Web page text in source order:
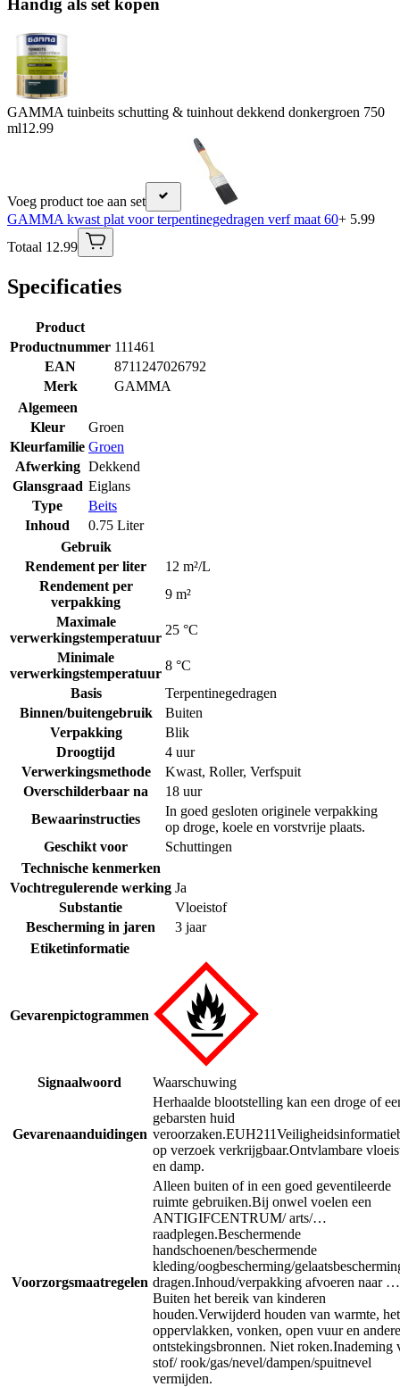
Handig als set kopen
GAMMA tuinbeits schutting & tuinhout dekkend donkergroen 750
ml12.99
Voeg product toe aan set
GAMMA kwast plat voor terpentinegedragen verf maat 60+ 5.99
Totaal 12.99
Specificaties
Product
Productnummer 111461
EAN
8711247026792
Merk
GAMMA
Algemeen
Kleur
Groen
Kleurfamilie Groen
Afwerking Dekkend
Glansgraad Eiglans
Type
Beits
Inhoud
0.75 Liter
Gebruik
Rendement per liter
12 m²/L
Rendement per
verpakking
9 m²
Maximale
verwerkingstemperatuur
25 °C
Minimale
verwerkingstemperatuur
8 °C
Basis
Terpentinegedragen
Binnen/buitengebruik
Buiten
Verpakking
Blik
Droogtijd
4 uur
Verwerkingsmethode
Kwast, Roller, Verfspuit
Overschilderbaar na
18 uur
Bewaarinstructies
In goed gesloten originele verpakking
op droge, koele en vorstvrije plaats.
Geschikt voor
Schuttingen
Technische kenmerken
Vochtregulerende werking Ja
Substantie
Vloeistof
Bescherming in jaren
3 jaar
Etiketinformatie
Gevarenpictogrammen
Signaalwoord Waarschuwing
Gevarenaanduidingen
Herhaalde blootstelling kan een droge of
gebarsten huid
veroorzaken.EUH211
op verzoek verkrijgbaar.Ontvlambare
en damp.
Voorzorgsmaatregelen
Alleen buiten of in een goed geventileerde
ruimte gebruiken.Bij onwel voelen een
ANTIGIFCENTRUM/ arts/…
raadplegen.Beschermende
handschoenen/beschermende
kleding/oogbescherming/
dragen.Inhoud/verpakking afvoeren naar …
Buiten het bereik van kinderen
houden.Verwijderd houden van warmte,
oppervlakken, vonken, open vuur en andere
ontstekingsbronnen. Niet roken.Inademing
stof/ rook/gas/nevel/dampen/spuitnevel
vermijden.